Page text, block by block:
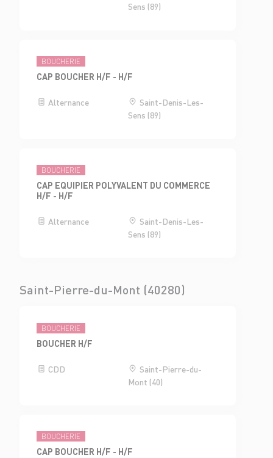
Sens (89)
BOUCHERIE
CAP BOUCHER H/F - H/F
Alternance
Saint-Denis-Les-
Sens (89)
BOUCHERIE
CAP EQUIPIER POLYVALENT DU COMMERCE
H/F - H/F
Alternance
Saint-Denis-Les-
Sens (89)
Saint-Pierre-du-Mont (40280)
BOUCHERIE
BOUCHER H/F
CDD
Saint-Pierre-du-
Mont (40)
BOUCHERIE
CAP BOUCHER H/F - H/F